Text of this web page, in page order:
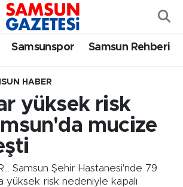
Samsunspor Samsun Rehberi
HABER
yüksek risk
mucize
Samsun Şehir Hastanesi'nde 79
yüksek risk nedeniyle kapalı
Eczaneler
Vakitleri
Yoğunluk Haritası
Durumu ve Fikstür